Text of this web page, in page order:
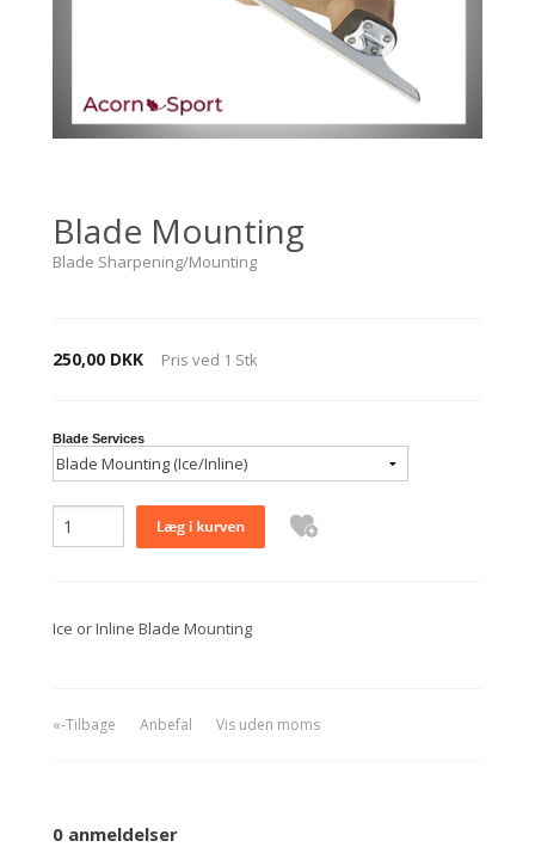
Blade Mounting
Blade Sharpening/Mounting
250,00 DKK Pris ved 1 Stk
Blade Services
Ice or Inline Blade Mounting
«-Tilbage Anbefal Vis uden moms
0 anmeldelser